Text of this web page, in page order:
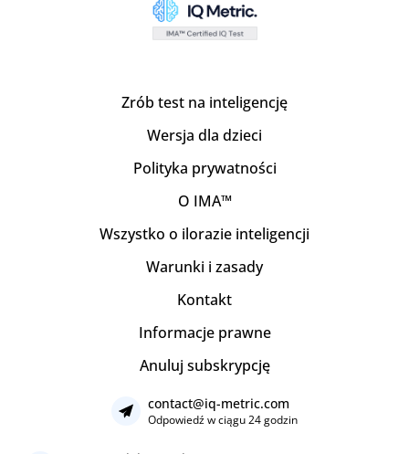
Zrób test na inteligencję
Wersja dla dzieci
Polityka prywatności
O IMA™
Wszystko o ilorazie inteligencji
Warunki i zasady
Kontakt
Informacje prawne
Anuluj subskrypcję
contact@iq-metric.com
Odpowiedź w ciągu 24 godzin